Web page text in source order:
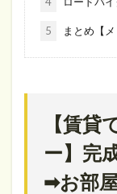
5 まとめ【
【賃
ー】完
➡お部